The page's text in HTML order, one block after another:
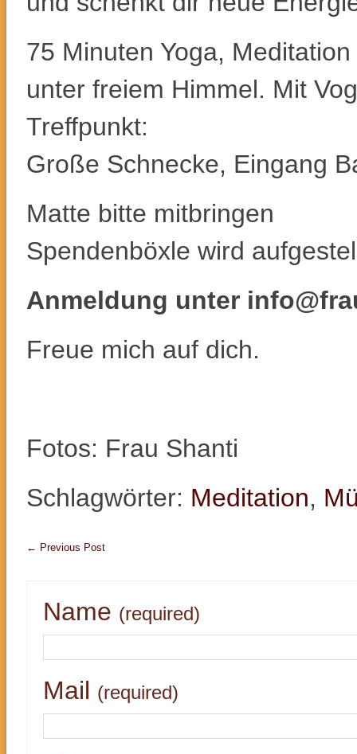
75 Minuten Yoga,
unter freiem Himmel. Mit
Treffpunkt:
Große Schnecke, Eingang
Matte bitte mitbringen
Spendenböxle wird
Anmeldung unter
Freue mich auf dich.
Fotos: Frau Shanti
Schlagwörter: Meditation,
← Previous Post
Name (required)
Mail (required)